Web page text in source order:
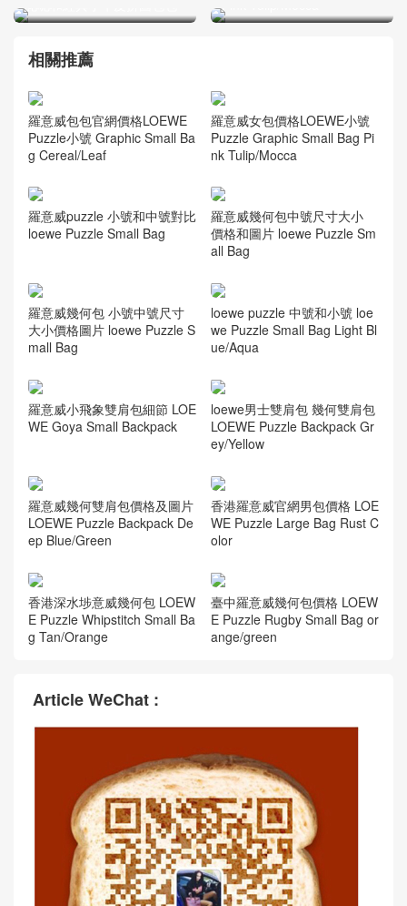
羅意威包包官網價格LOEWE
Puzzle小號 Graphic Small Ba
g Cereal/Leaf
羅意威女包價格LOEWE小號
Puzzle Graphic Small Bag Pi
nk Tulip/Mocca
羅意威puzzle 小號和中號對比
loewe Puzzle Small Bag
羅意威幾何包中號尺寸大小
價格和圖片 loewe Puzzle Sm
all Bag
羅意威幾何包 小號中號尺寸
大小價格圖片 loewe Puzzle S
mall Bag
loewe puzzle 中號和小號 loe
we Puzzle Small Bag Light Bl
ue/Aqua
羅意威小飛象雙肩包細節 LOE
WE Goya Small Backpack
loewe男士雙肩包 幾何雙肩包
LOEWE Puzzle Backpack Gr
ey/Yellow
羅意威幾何雙肩包價格及圖片
LOEWE Puzzle Backpack De
ep Blue/Green
香港羅意威官網男包價格 LOE
WE Puzzle Large Bag Rust C
olor
香港深水埗意威幾何包 LOEW
E Puzzle Whipstitch Small Ba
g Tan/Orange
臺中羅意威幾何包價格 LOEW
E Puzzle Rugby Small Bag or
ange/green